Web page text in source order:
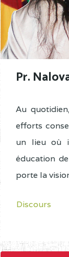
Pr.
Au
efforts
un lieu où
éducation
porte la
Discours